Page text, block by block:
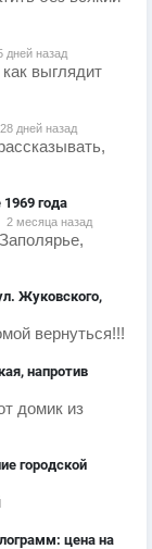
дней назад
выглядит
28 дней назад
года
2 месяца назад
Жуковского,
вернуться!!!
напротив
домик из
городской
цена на